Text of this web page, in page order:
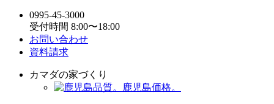
0995-45-3000
受付時間 8:00〜18:00
お問い合わせ
資料請求
カマダの家づくり